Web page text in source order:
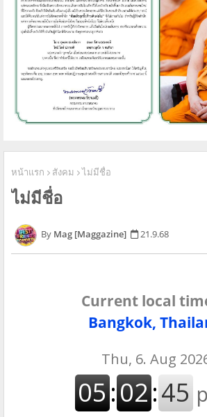
หน้าแรก สังคม ไม่มีชื่อ
ไม่มีชื่อ
Mag [Maggazine] 21.9.68
Current local
Bangkok,